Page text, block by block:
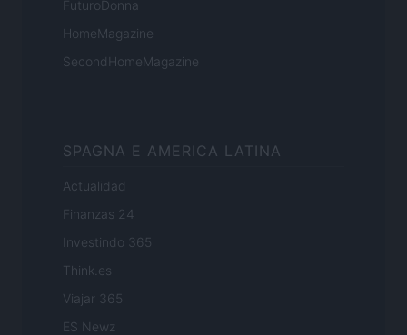
FuturoDonna
HomeMagazine
SecondHomeMagazine
SPAGNA E AMERICA LATINA
Actualidad
Finanzas 24
Investindo 365
Think.es
Viajar 365
ES Newz